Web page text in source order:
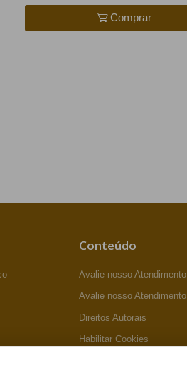
Comprar
Conteúdo
Avalie nosso Atendimento
Avalie nosso Atendimento
Direitos Autorais
Habilitar Cookies